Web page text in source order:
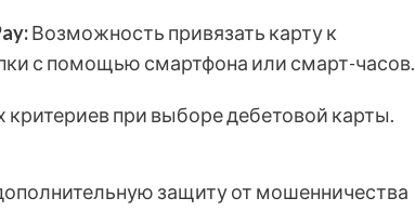
Возможность привязать карту к
с помощью смартфона или смарт-часов.
при выборе дебетовой карты.
защиту от мошенничества